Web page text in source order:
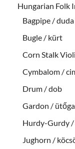
Hungarian Folk
Bagpipe / duda
Bugle / kürt
Corn Stalk
Cymbalom /
Drum / dob
Gardon /
Hurdy-Gurdy
Jughorn /